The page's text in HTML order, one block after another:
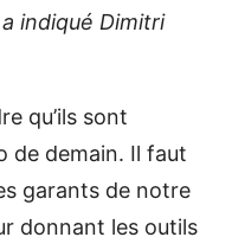
indiqué Dimitri
qu’ils sont
de demain. Il faut
garants de notre
donnant les outils